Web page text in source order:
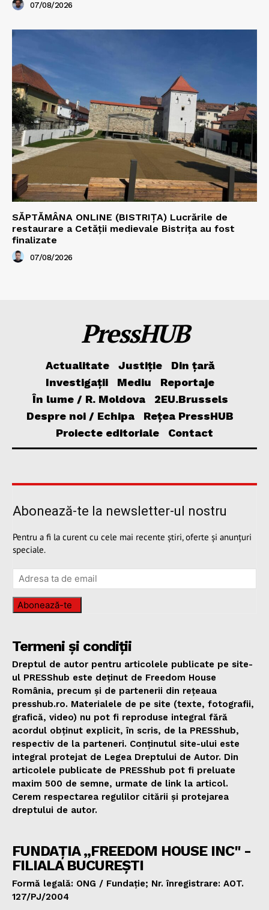
07/08/2026
SĂPTĂMÂNA ONLINE (BISTRIȚA) Lucrările de
restaurare a Cetăţii medievale Bistriţa au fost
finalizate
07/08/2026
PressHUB
Actualitate Justiție
Din țară
Investigații
Mediu
Reportaje
În lume / R. Moldova
2EU.Brussels
Despre noi / Echipa
Rețea PressHUB
Proiecte editoriale
Contact
Abonează-te la newsletter-ul nostru
Pentru a fi la curent cu cele mai recente știri, oferte și anunțuri
speciale.
Abonează-te
Termeni și condiții
Dreptul de autor pentru articolele publicate pe site-
ul PRESShub este deținut de Freedom House
România, precum și de partenerii din rețeaua
presshub.ro. Materialele de pe site (texte, fotografii,
grafică, video) nu pot fi reproduse integral fără
acordul obținut explicit, în scris, de la PRESShub,
respectiv de la parteneri. Conținutul site-ului este
integral protejat de Legea Dreptului de Autor. Din
articolele publicate de PRESShub pot fi preluate
maxim 500 de semne, urmate de link la articol.
Cerem respectarea regulilor citării și protejarea
dreptului de autor.
FUNDAȚIA „FREEDOM HOUSE INC" -
FILIALA BUCUREȘTI
Formă legală: ONG / Fundație; Nr. înregistrare: AOT.
127/PJ/2004